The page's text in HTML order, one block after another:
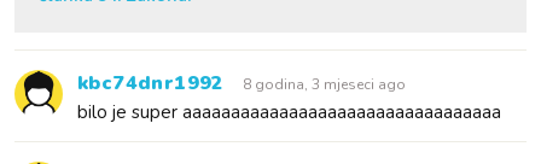
kbc74dnr1992 8 godina, 3 mjeseci ago
bilo je super aaaaaaaaaaaaaaaaaaaaaaaaaaaaaaaaa